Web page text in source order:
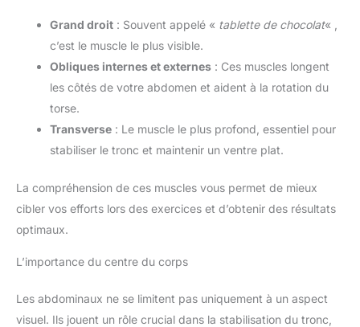
Grand droit : Souvent appelé « tablette de chocolat« ,
c’est le muscle le plus visible.
Obliques internes et externes : Ces muscles longent
les côtés de votre abdomen et aident à la rotation du
torse.
Transverse : Le muscle le plus profond, essentiel pour
stabiliser le tronc et maintenir un ventre plat.
La compréhension de ces muscles vous permet de mieux
cibler vos efforts lors des exercices et d’obtenir des résultats
optimaux.
L’importance du centre du corps
Les abdominaux ne se limitent pas uniquement à un aspect
visuel. Ils jouent un rôle crucial dans la stabilisation du tronc,